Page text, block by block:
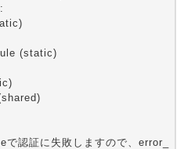
(static)
で認証に失敗しますので、error_